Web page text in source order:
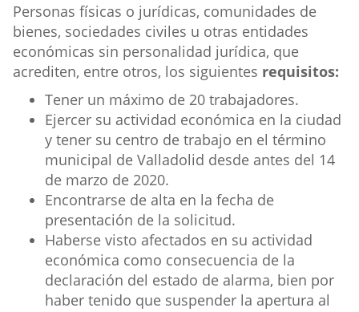
Destinatarios
ayuda
Personas físicas o jurídicas, comunidades de
bienes, sociedades civiles u otras entidades
económicas sin personalidad jurídica, que
acrediten, entre otros, los siguientes requisitos:
Tener un máximo de 20 trabajadores.
Ejercer su actividad económica en la ciudad
y tener su centro de trabajo en el término
municipal de Valladolid desde antes del 14
de marzo de 2020.
Encontrarse de alta en la fecha de
presentación de la solicitud.
Haberse visto afectados en su actividad
económica como consecuencia de la
declaración del estado de alarma, bien por
haber tenido que suspender la apertura al